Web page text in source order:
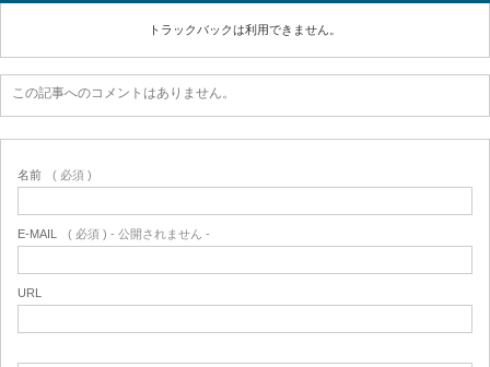
トラックバックは利用できません。
この記事へのコメントはありません。
名前 ( 必須 )
E-MAIL ( 必須 ) - 公開されません -
URL